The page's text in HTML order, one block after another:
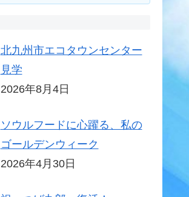
北九州市エコタウンセンター
見学
2026年8月4日
ソウルフードに心躍る、私の
ゴールデンウィーク
2026年4月30日